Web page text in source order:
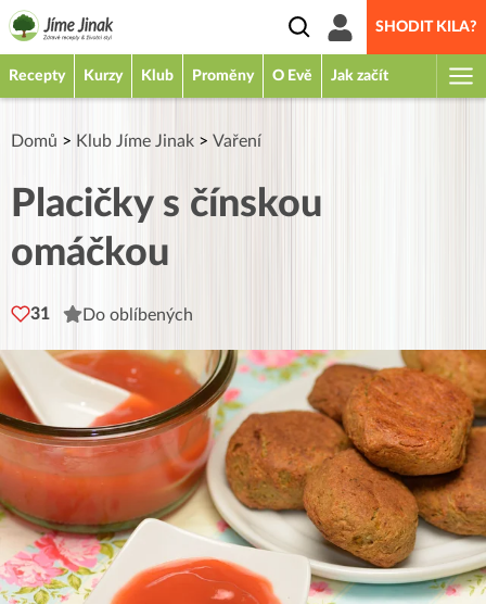
SHODIT KILA?
Recepty Kurzy Klub Proměny O Evě Jak začít
Domů > Klub Jíme Jinak > Vaření
Placičky s čínskou
omáčkou
31 Do oblíbených